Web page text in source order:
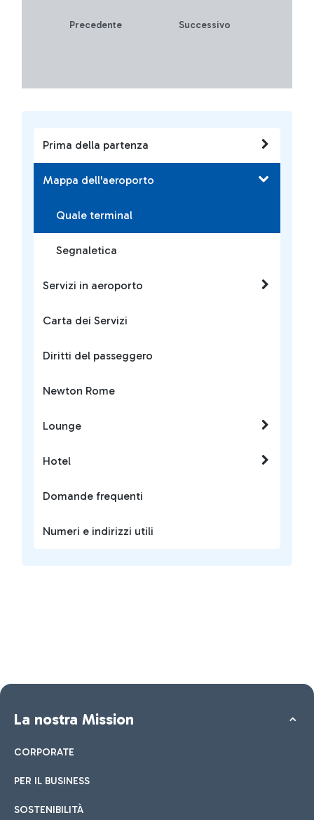
Prima della partenza
Mappa dell'aeroporto
Quale terminal
Segnaletica
Servizi in aeroporto
Carta dei Servizi
Diritti del passeggero
Newton Rome
Lounge
Hotel
Domande frequenti
Numeri e indirizzi utili
Precedente Successivo
La nostra Mission
CORPORATE
PER IL BUSINESS
SOSTENIBILITÀ